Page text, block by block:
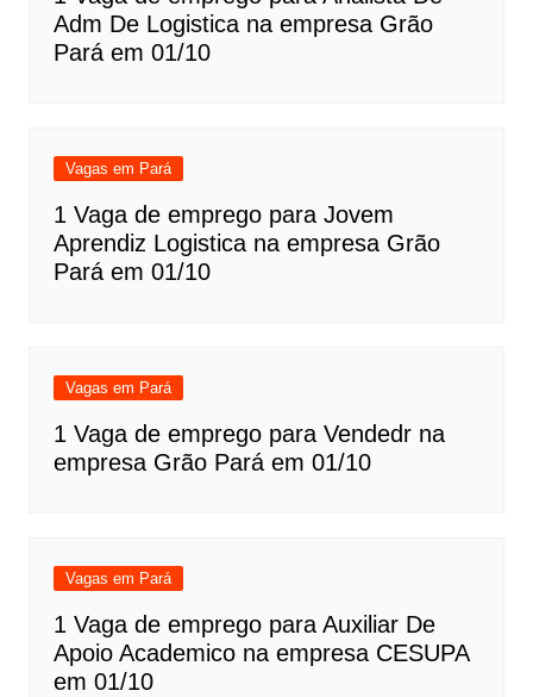
Adm De Logistica na empresa Grão
Pará em 01/10
Vagas em Pará
1 Vaga de emprego para Jovem
Aprendiz Logistica na empresa Grão
Pará em 01/10
Vagas em Pará
1 Vaga de emprego para Vendedr na
empresa Grão Pará em 01/10
Vagas em Pará
1 Vaga de emprego para Auxiliar De
Apoio Academico na empresa CESUPA
em 01/10